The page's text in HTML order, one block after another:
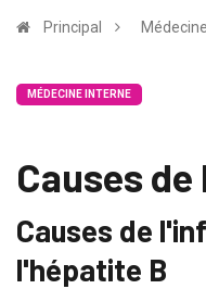
Principal
MÉDECINE INTERNE
Causes
Causes de
l'hépatite B